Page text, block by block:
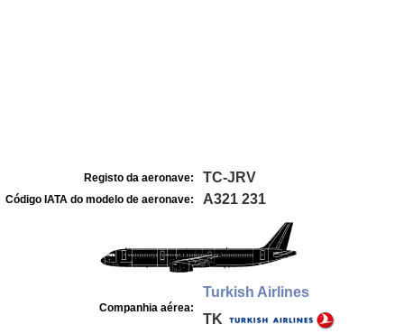
Registo da aeronave: TC-JRV
Código IATA do modelo de aeronave: A321 231
Companhia aérea:
Turkish Airlines
TK